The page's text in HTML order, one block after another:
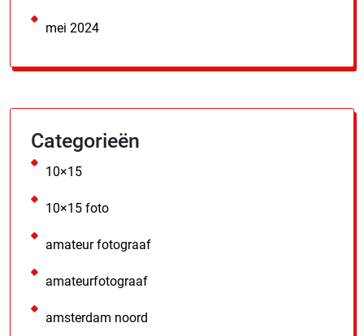
mei 2024
Categorieën
10×15
10×15 foto
amateur fotograaf
amateurfotograaf
amsterdam noord